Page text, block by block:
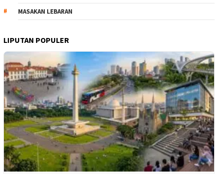
MASAKAN LEBARAN
LIPUTAN POPULER